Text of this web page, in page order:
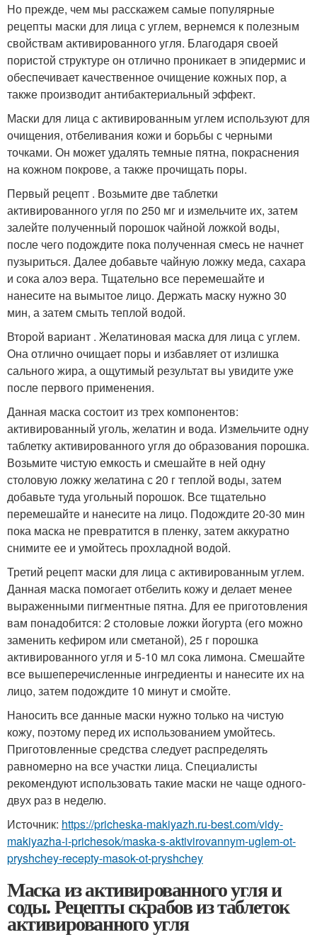
Но прежде, чем мы расскажем самые популярные
рецепты маски для лица с углем, вернемся к полезным
свойствам активированного угля. Благодаря своей
пористой структуре он отлично проникает в эпидермис и
обеспечивает качественное очищение кожных пор, а
также производит антибактериальный эффект.
Маски для лица с активированным углем используют для
очищения, отбеливания кожи и борьбы с черными
точками. Он может удалять темные пятна, покраснения
на кожном покрове, а также прочищать поры.
Первый рецепт . Возьмите две таблетки
активированного угля по 250 мг и измельчите их, затем
залейте полученный порошок чайной ложкой воды,
после чего подождите пока полученная смесь не начнет
пузыриться. Далее добавьте чайную ложку меда, сахара
и сока алоэ вера. Тщательно все перемешайте и
нанесите на вымытое лицо. Держать маску нужно 30
мин, а затем смыть теплой водой.
Второй вариант . Желатиновая маска для лица с углем.
Она отлично очищает поры и избавляет от излишка
сального жира, а ощутимый результат вы увидите уже
после первого применения.
Данная маска состоит из трех компонентов:
активированный уголь, желатин и вода. Измельчите одну
таблетку активированного угля до образования порошка.
Возьмите чистую емкость и смешайте в ней одну
столовую ложку желатина с 20 г теплой воды, затем
добавьте туда угольный порошок. Все тщательно
перемешайте и нанесите на лицо. Подождите 20-30 мин
пока маска не превратится в пленку, затем аккуратно
снимите ее и умойтесь прохладной водой.
Третий рецепт маски для лица с активированным углем.
Данная маска помогает отбелить кожу и делает менее
выраженными пигментные пятна. Для ее приготовления
вам понадобится: 2 столовые ложки йогурта (его можно
заменить кефиром или сметаной), 25 г порошка
активированного угля и 5-10 мл сока лимона. Смешайте
все вышеперечисленные ингредиенты и нанесите их на
лицо, затем подождите 10 минут и смойте.
Наносить все данные маски нужно только на чистую
кожу, поэтому перед их использованием умойтесь.
Приготовленные средства следует распределять
равномерно на все участки лица. Специалисты
рекомендуют использовать такие маски не чаще одного-
двух раз в неделю.
Источник: https://pricheska-makiyazh.ru-best.com/vidy-
makiyazha-i-prichesok/maska-s-aktivirovannym-uglem-ot-
pryshchey-recepty-masok-ot-pryshchey
Маска из активированного угля и
соды. Рецепты скрабов из таблеток
активированного угля